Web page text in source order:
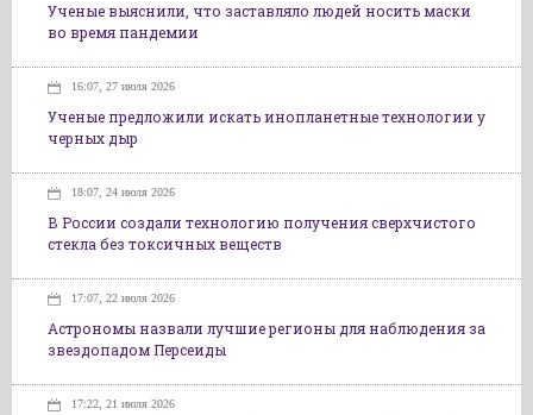
Ученые выяснили, что заставляло людей носить маски
во время пандемии
16:07, 27 июля 2026
Ученые предложили искать инопланетные технологии у
черных дыр
18:07, 24 июля 2026
В России создали технологию получения сверхчистого
стекла без токсичных веществ
17:07, 22 июля 2026
Астрономы назвали лучшие регионы для наблюдения за
звездопадом Персеиды
17:22, 21 июля 2026